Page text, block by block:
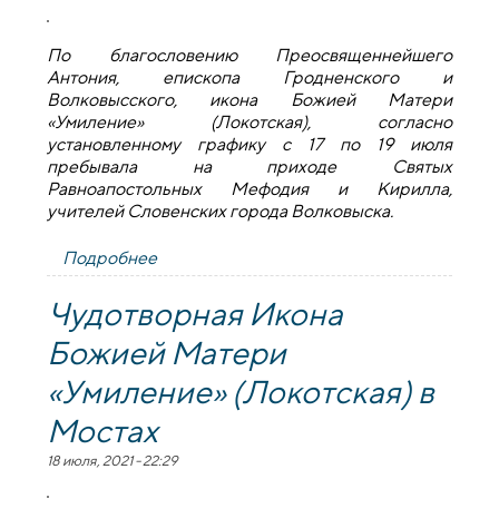
По благословению Преосвященнейшего
Антония, епископа Гродненского и
Волковысского, икона Божией Матери
«Умиление» (Локотская), согласно
установленному графику с 17 по 19 июля
пребывала на приходе Святых
Равноапостольных Мефодия и Кирилла,
учителей Словенских города Волковыска.
Подробнеео В Волковыске проводили икону
Божией Матери «Умиление» (Локотская)
в Большую Берестовицу
Чудотворная Икона
Божией Матери
«Умиление» (Локотская) в
Мостах
18 июля, 2021 - 22:29